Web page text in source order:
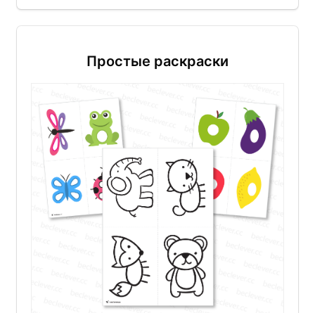
Простые раскраски